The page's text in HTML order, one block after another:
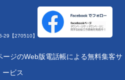
29【270510】
ジのWeb版電話帳による無料集客サ
ービス